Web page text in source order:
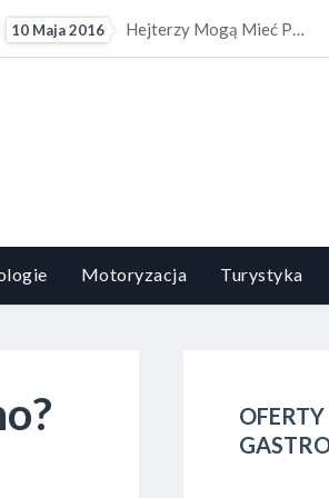
13 Maja 2016 Zasłony I Firany Powinny Być Dopasowywane Do Stylu I Estetyki Pomieszczenia
Motoryzacja Turystyka